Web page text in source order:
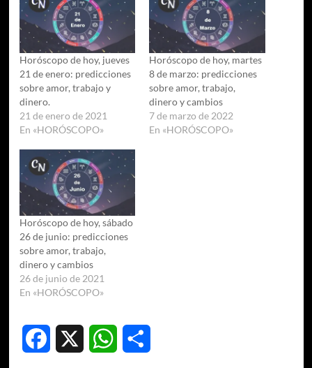
Horóscopo de hoy, jueves
21 de enero: predicciones
sobre amor, trabajo y
dinero.
21 de enero de 2021
En «HORÓSCOPO»
Horóscopo de hoy, martes
8 de marzo: predicciones
sobre amor, trabajo,
dinero y cambios
7 de marzo de 2022
En «HORÓSCOPO»
Horóscopo de hoy, sábado
26 de junio: predicciones
sobre amor, trabajo,
dinero y cambios
26 de junio de 2021
En «HORÓSCOPO»
Facebook WhatsApp